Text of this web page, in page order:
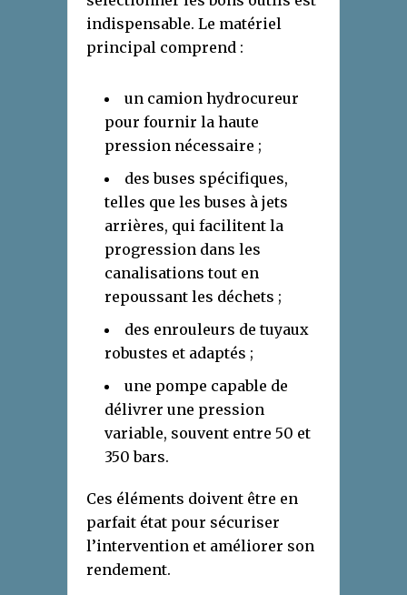
indispensable. Le matériel
principal comprend :
un camion hydrocureur
pour fournir la haute
pression nécessaire ;
des buses spécifiques,
telles que les buses à jets
arrières, qui facilitent la
progression dans les
canalisations tout en
repoussant les déchets ;
des enrouleurs de tuyaux
robustes et adaptés ;
une pompe capable de
délivrer une pression
variable, souvent entre 50 et
350 bars.
Ces éléments doivent être en
parfait état pour sécuriser
l’intervention et améliorer son
rendement.